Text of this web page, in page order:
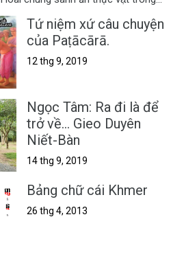
Tứ niệm xứ câu chuyện
của Paṭācārā.
12 thg 9, 2019
Ngọc Tâm: Ra đi là để
trở về... Gieo Duyên
Niết-Bàn
14 thg 9, 2019
Bảng chữ cái Khmer
26 thg 4, 2013